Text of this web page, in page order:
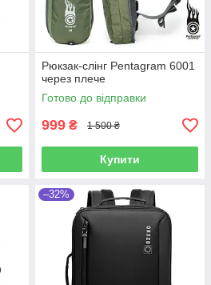
Рюкзак-слінг Pentagram 6001
через плече
Готово до відправки
999 ₴ 1 500 ₴
Купити
–32%